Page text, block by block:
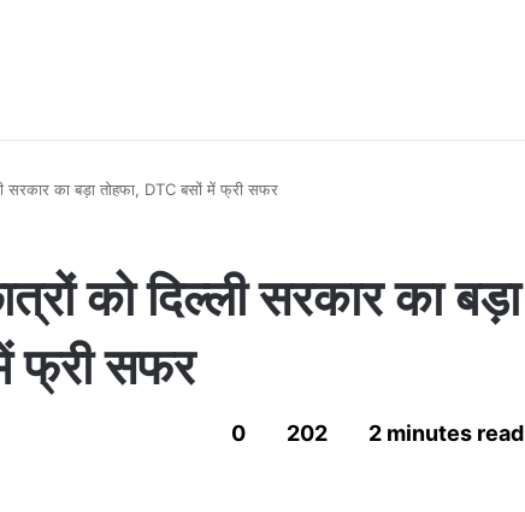
सरकार का बड़ा तोहफा, DTC बसों में फ्री सफर
को दिल्ली सरकार का बड़ा
फ्री सफर
0 202 2 minutes read